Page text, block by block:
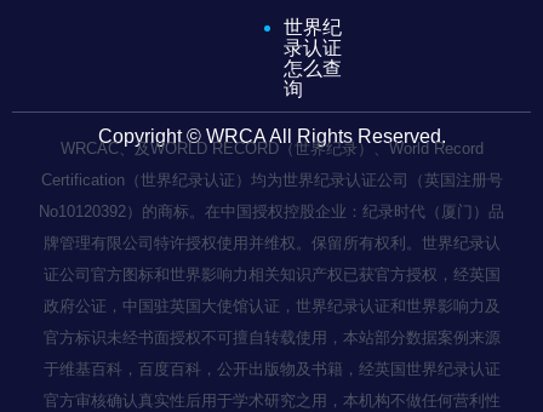
世界纪
录认证
怎么查
询
Copyright © WRCA All Rights Reserved.
WRCAC、及WORLD RECORD（世界纪录）、World Record
Certification（世界纪录认证）均为世界纪录认证公司（英国注册号
No10120392）的商标。在中国授权控股企业：纪录时代（厦门）品
牌管理有限公司特许授权使用并维权。保留所有权利。世界纪录认
证公司官方图标和世界影响力相关知识产权已获官方授权，经英国
政府公证，中国驻英国大使馆认证，世界纪录认证和世界影响力及
官方标识未经书面授权不可擅自转载使用，本站部分数据案例来源
于维基百科，百度百科，公开出版物及书籍，经英国世界纪录认证
官方审核确认真实性后用于学术研究之用，本机构不做任何营利性